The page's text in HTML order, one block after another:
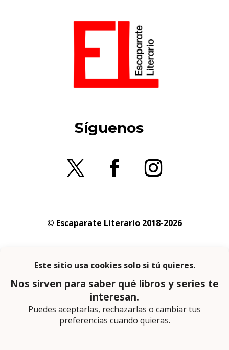
Síguenos
© Escaparate Literario 2018-2026
privacidad
En calidad de afiliado de Amazon obtengo
ingresos por las compras adscritas que